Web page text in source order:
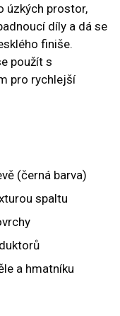
úzkých prostor,
díly a dá se
finiše.
použít s
pro rychlejší
(černá barva)
spaltu
a hmatníku